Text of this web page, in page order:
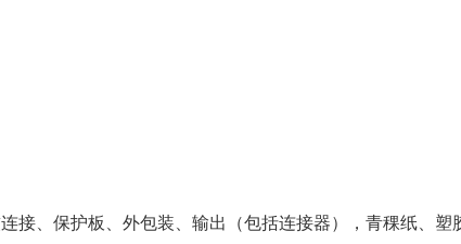
接、保护板、外包装、输出（包括连接器），青稞纸、